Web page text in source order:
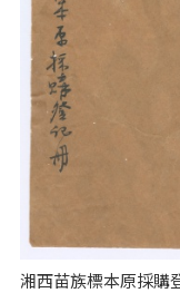
湘西苗族標本原採購